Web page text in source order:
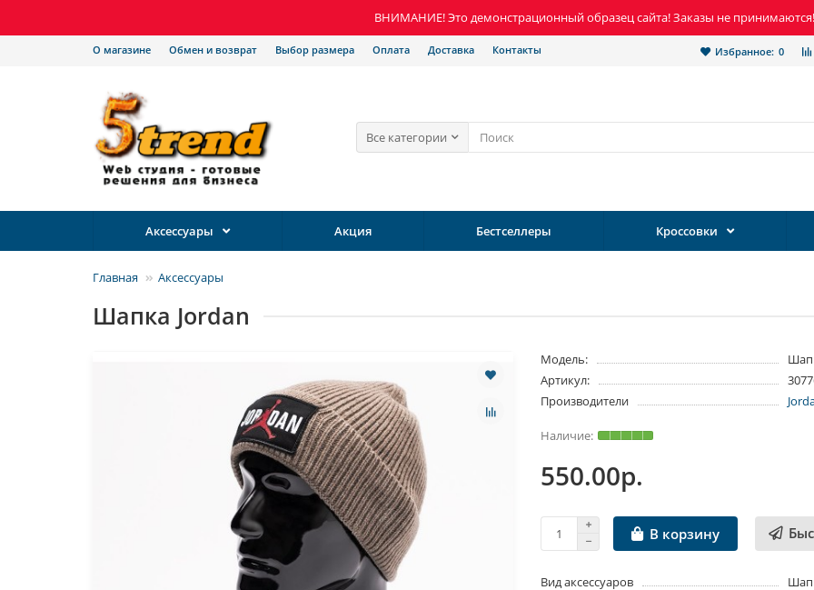
ВНИМАНИЕ! Это демонстрационный образец сайта! Заказы не принимаются!
Избранное: 0
О магазине Обмен и возврат Выбор размера Оплата Доставка Контакты
Все категории
Аксессуары Акция Бестселлеры Кроссовки
Главная Аксессуары
Шапка Jordan
Модель:
Артикул:
Производители
550.00р.
В корзину
Вид аксессуаров